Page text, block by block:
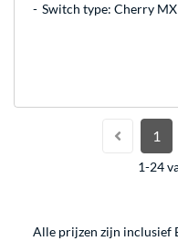
Switch type: Cherry
1
1-24
Alle prijzen zijn inclusief